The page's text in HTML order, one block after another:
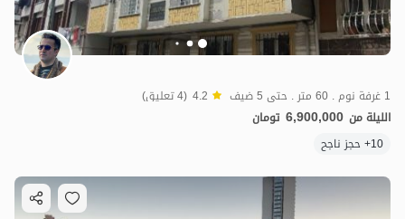
1 غرفة نوم . 60 متر . حتى 5 ضيف 4.2 (4 تعليق)
الليلة من 6,900,000 تومان
10+ حجز ناجح